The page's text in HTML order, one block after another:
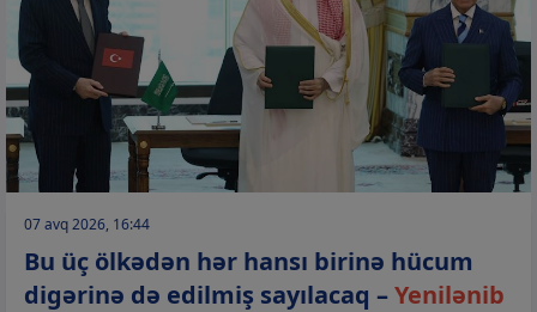
07 avq 2026, 16:44
Bu üç ölkədən hər hansı birinə hücum
digərinə də edilmiş sayılacaq –Yenilənib